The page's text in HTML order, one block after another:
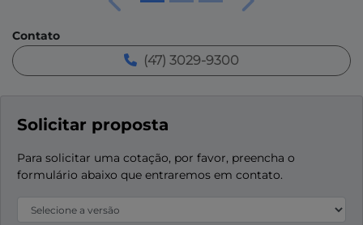
Solicitar proposta
Para solicitar uma cotação, por favor, preencha o
formulário abaixo que entraremos em contato.
Anterior Próximo
Contato
(47) 3029-9300